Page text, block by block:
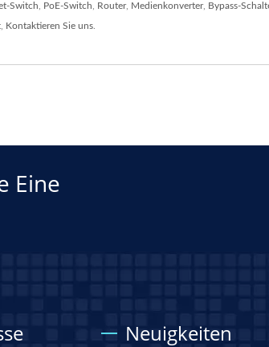
Switch PoE-Switch Router, Medienkonverter, Bypass-
Kontaktieren Sie uns
Eine
Neuigkeiten